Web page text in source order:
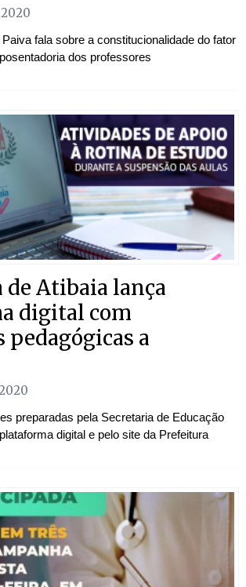
fala sobre a constitucionalidade do fator
dos professores
Atibaia lança
digital com
pedagógicas a
preparadas pela Secretaria de Educação
digital e pelo site da Prefeitura